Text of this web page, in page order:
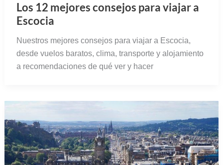
Los 12 mejores consejos para viajar a
Escocia
Nuestros mejores consejos para viajar a Escocia,
desde vuelos baratos, clima, transporte y alojamiento
a recomendaciones de qué ver y hacer